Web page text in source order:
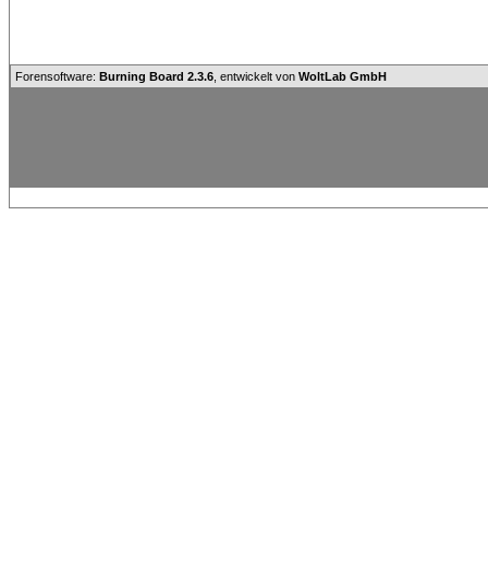
Forensoftware: Burning Board 2.3.6 , entwickelt von WoltLab GmbH